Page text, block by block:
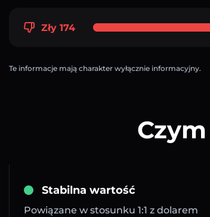
Zły 174
Te informacje mają charakter wyłącznie informacyjny.
Stabilna wartość
Powiązane w stosunku 1:1 z dolarem